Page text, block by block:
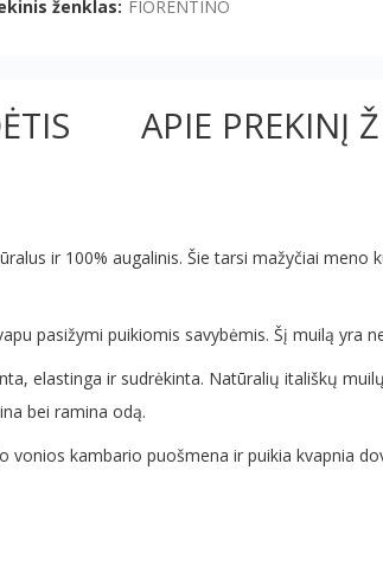
ženklas: FIORENTINO
APIE PREKINĮ
ir 100% augalinis. Šie tarsi mažyčiai
pasižymi puikiomis savybėmis. Šį muilą yra
elastinga ir sudrėkinta. Natūralių itališkų
bei ramina odą.
kambario puošmena ir puikia kvapnia